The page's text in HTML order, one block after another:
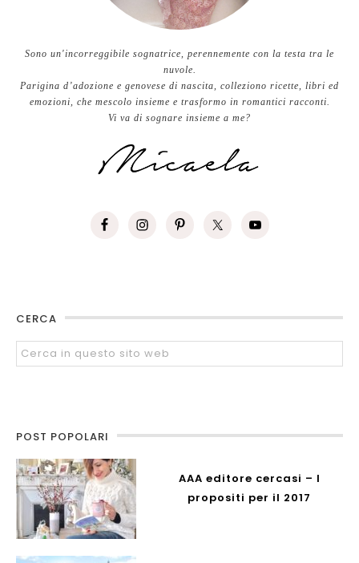
Sono un'incorreggibile sognatrice, perennemente con la testa tra le
nuvole.
Parigina d’adozione e genovese di nascita, colleziono ricette, libri ed
emozioni, che mescolo insieme e trasformo in romantici racconti.
Vi va di sognare insieme a me?
CERCA
POST POPOLARI
AAA editore cercasi – I
propositi per il 2017